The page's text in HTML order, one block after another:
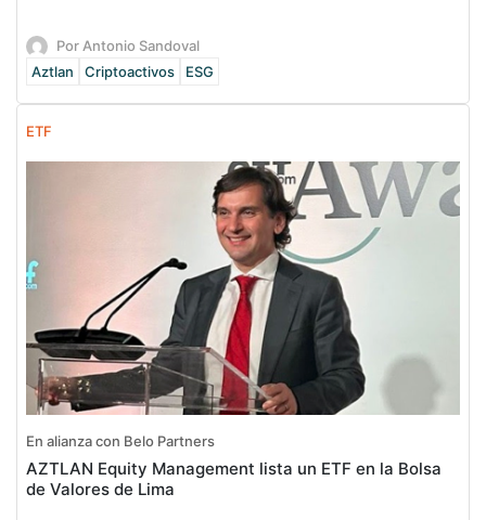
Por Antonio Sandoval
Aztlan
Criptoactivos ESG
ETF
En alianza con Belo Partners
AZTLAN Equity Management lista un ETF en la Bolsa
de Valores de Lima